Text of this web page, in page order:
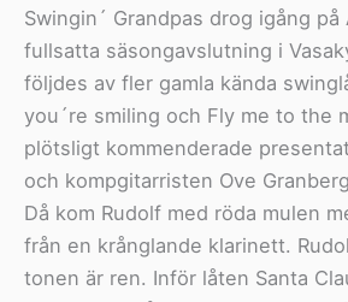
Swingin´ Grandpas drog igång
fullsatta säsongavslutning i
följdes av fler gamla kända
you´re smiling och Fly me to the
plötsligt kommenderade
och kompgitarristen Ove
Då kom Rudolf med röda mulen
från en krånglande klarinett.
tonen är ren. Inför låten Santa